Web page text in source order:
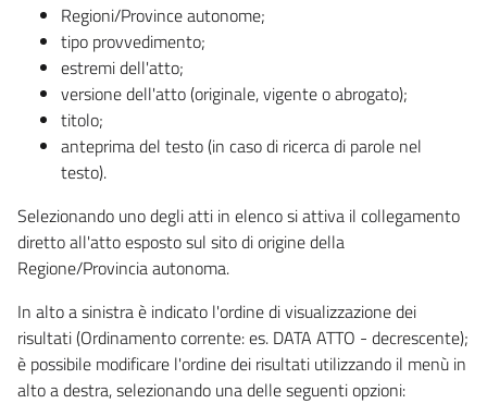
Regioni/Province autonome;
tipo provvedimento;
estremi dell'atto;
versione dell'atto (originale, vigente o abrogato);
titolo;
anteprima del testo (in caso di ricerca di parole nel
testo).
Selezionando uno degli atti in elenco si attiva il collegamento
diretto all'atto esposto sul sito di origine della
Regione/Provincia autonoma.
In alto a sinistra è indicato l'ordine di visualizzazione dei
risultati (Ordinamento corrente: es. DATA ATTO - decrescente);
è possibile modificare l'ordine dei risultati utilizzando il menù in
alto a destra, selezionando una delle seguenti opzioni: